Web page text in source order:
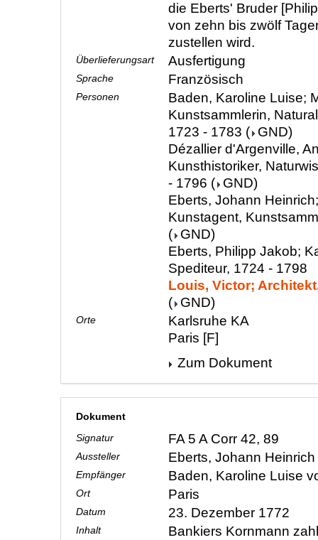
die Eberts' Bruder
von zehn bis zwölf
zustellen wird.
Überlieferungsart Ausfertigung
Sprache Französisch
Personen
Baden, Karoline Luise;
Kunstsammlerin,
1723 - 1783 ( GND)
Dézallier d'Argenville,
Kunsthistoriker,
- 1796 ( GND)
Eberts, Johann
Kunstagent,
( GND)
Eberts, Philipp Jakob;
Spediteur, 1724 - 1798
Louis, Victor;
( GND)
Orte
Karlsruhe KA
Paris [F]
Zum Dokument
Dokument
Signatur
FA 5 A Corr 42, 89
Aussteller Eberts, Johann Heinrich
Empfänger Baden, Karoline Luise
Ort Paris
Datum 23. Dezember 1772
Inhalt Bankiers Kornmann